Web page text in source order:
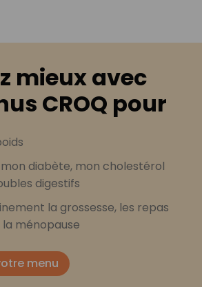
mieux avec
CROQ pour
diabète, mon cholestérol
digestifs
la grossesse, les repas
ménopause
menu